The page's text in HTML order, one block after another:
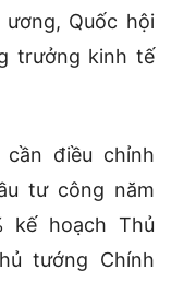
Quốc hội
trưởng kinh tế
điều chỉnh
tư công năm
kế hoạch Thủ
tướng Chính